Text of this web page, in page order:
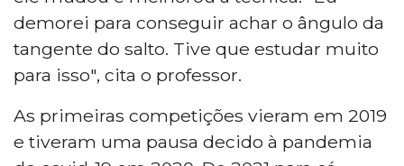
demorei para conseguir achar o ângulo da
tangente do salto. Tive que estudar muito
para isso", cita o professor.
As primeiras competições vieram em 2019
e tiveram uma pausa decido à pandemia